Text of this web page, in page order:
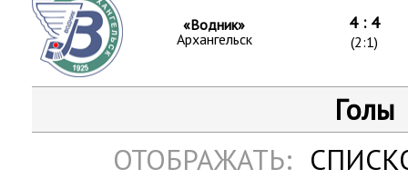
«Водник»
Архангельск
4 : 4
(2:1)
Голы
ОТОБРАЖАТЬ: